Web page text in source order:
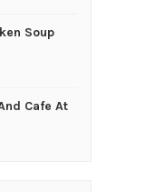
Soup
Cafe At